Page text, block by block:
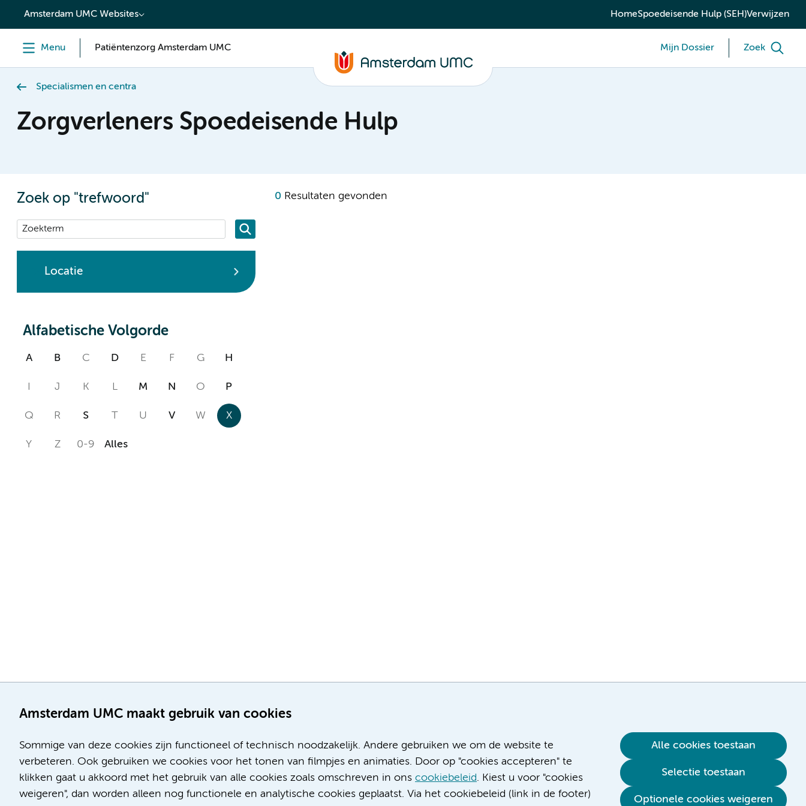
content
Amsterdam UMC maakt gebruik van cookies
Sommige van deze cookies zijn functioneel of technisch noodzakelijk. Andere gebruiken we om de website te
verbeteren. Ook gebruiken we cookies voor het tonen van filmpjes en animaties. Door op "cookies accepteren" te
klikken gaat u akkoord met het gebruik van alle cookies zoals omschreven in ons cookiebeleid. Kiest u voor "cookies
weigeren", dan worden alleen nog functionele en analytische cookies geplaatst. Via het cookiebeleid (link in de footer)
Alle cookies toestaan
Selectie toestaan
Optionele cookies weigeren
Amsterdam UMC Websites HomeSpoedeisende Hulp (SEH)Verwijzen
Menu Patiëntenzorg Amsterdam UMC Mijn Dossier Zoek
Specialismen en centra
Zorgverleners Spoedeisende Hulp
Zoek op "trefwoord"
Locatie
Alfabetische Volgorde
A B C D E F G H
J K L M N O P
Q R S T U V W X
Y Z 0-9 Alles
0 Resultaten gevonden
Meibergdreef 9
De Boelelaan 1117
Verwijzen & diagnostiek